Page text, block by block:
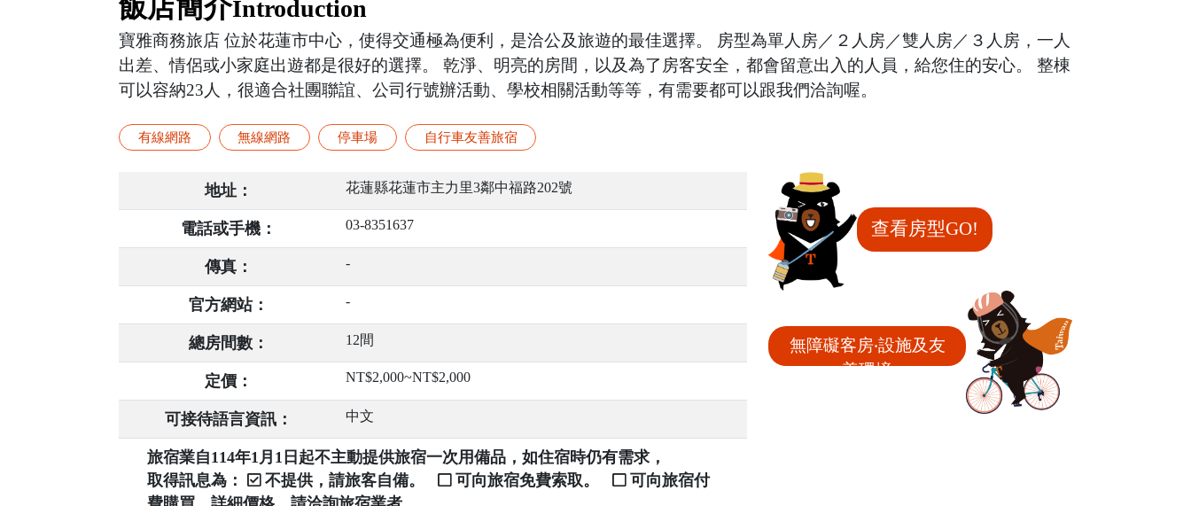
飯店簡介Introduction
寶雅商務旅店 位於花蓮市中心，使得交通極為便利，是洽公及旅遊的最佳選擇。 房型為單人房／２人房／雙人房／３人房，一人
出差、情侶或小家庭出遊都是很好的選擇。 乾淨、明亮的房間，以及為了房客安全，都會留意出入的人員，給您住的安心。 整棟
可以容納23人，很適合社團聯誼、公司行號辦活動、學校相關活動等等，有需要都可以跟我們洽詢喔。
有線網路 無線網路 停車場 自行車友善旅宿
地址： 花蓮縣花蓮市主力里3鄰中福路202號
電話或手機： 03-8351637
傳真： -
官方網站： -
總房間數： 12間
定價： NT$2,000~NT$2,000
可接待語言資訊： 中文
旅宿業自114年1月1日起不主動提供旅宿一次用備品，如住宿時仍有需求，
取得訊息為：
不提供，請旅客自備。 可向旅宿免費索取。
可向旅宿付
查看房型GO!
無障礙客房‧設施及友
善環境